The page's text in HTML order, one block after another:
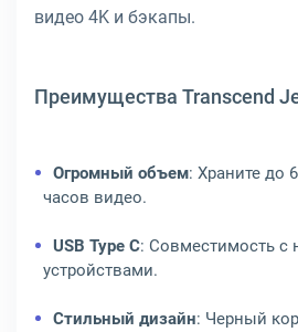
видео 4K и бэкапы.
Преимущества Transcend
Огромный объем: Храните до
часов видео.
USB Type C: Совместимость с
устройствами.
Стильный дизайн: Черный